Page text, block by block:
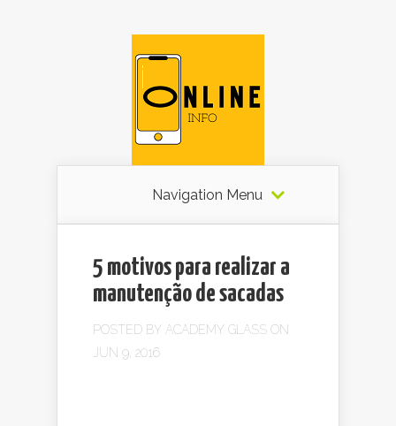
Navigation Menu
5 motivos para realizar a
manutenção de sacadas
POSTED BY ACADEMY GLASS ON
JUN 9, 2016